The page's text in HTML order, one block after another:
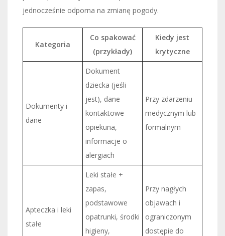
jednocześnie odporna na zmianę pogody.
Kategoria
Co spakować
(przykłady)
Kiedy jest
krytyczne
Dokumenty i
dane
Dokument
dziecka (jeśli
jest), dane
kontaktowe
opiekuna,
informacje o
alergiach
Przy zdarzeniu
medycznym lub
formalnym
Apteczka i leki
stałe
Leki stałe +
zapas,
podstawowe
opatrunki, środki
higieny,
Przy nagłych
objawach i
ograniczonym
dostępie do